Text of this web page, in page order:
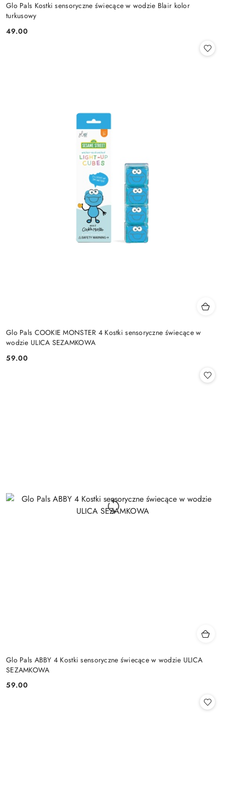
Glo Pals Kostki sensoryczne świecące w wodzie Blair kolor
turkusowy
Cena:
49.00
Glo Pals COOKIE MONSTER 4 Kostki sensoryczne świecące w
wodzie ULICA SEZAMKOWA
Cena:
59.00
Glo Pals ABBY 4 Kostki sensoryczne świecące w wodzie ULICA
SEZAMKOWA
Cena:
59.00